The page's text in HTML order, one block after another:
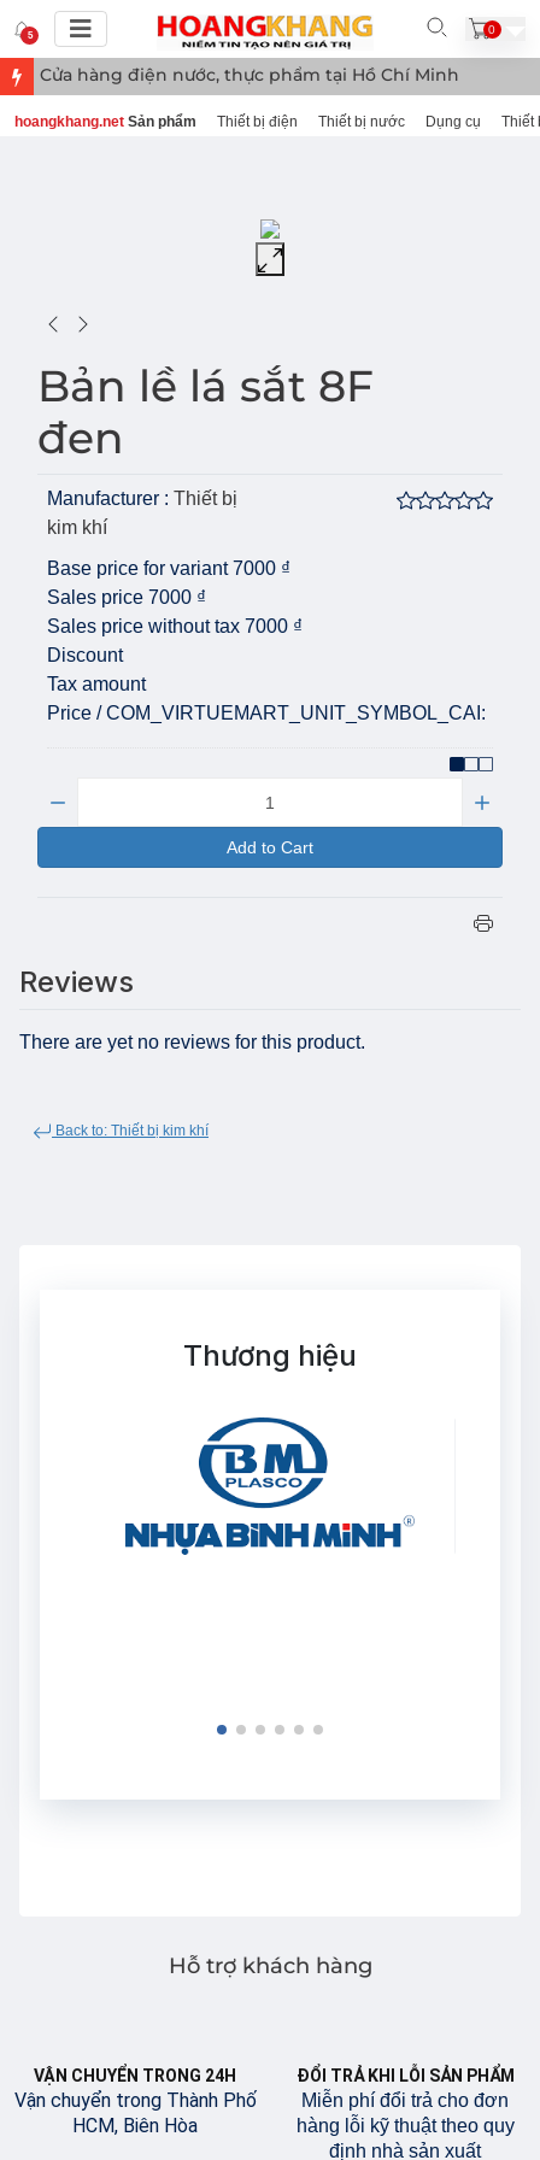
5 0
Cửa hàng điện nước, thực phẩm tại Hồ Chí Minh
hoangkhang.net Sản phẩm Thiết bị điện Thiết bị nước Dụng cụ Thiết
Bản lề lá sắt 8F
đen
Manufacturer : Thiết bị
kim khí
Base price for variant7000 ₫
Sales price 7000 ₫
Sales price without tax 7000 ₫
Discount
Tax amount
Price / COM_VIRTUEMART_UNIT_SYMBOL_CAI:
Add to Cart
Reviews
There are yet no reviews for this product.
Back to: Thiết bị kim khí
Thương hiệu
Hỗ trợ khách hàng
VẬN CHUYỂN TRONG 24H
Vận chuyển trong Thành Phố
HCM, Biên Hòa
ĐỔI TRẢ KHI LỖI SẢN PHẨM
Miễn phí đổi trả cho đơn
hàng lỗi kỹ thuật theo quy
định nhà sản xuất